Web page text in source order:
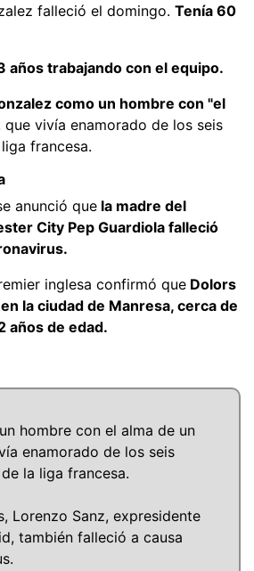
falleció el domingo. Tenía 60
años trabajando con el equipo.
como un hombre con "el
que vivía enamorado de los seis
francesa.
anunció que la madre del
City Pep Guardiola falleció
inglesa confirmó que Dolors
la ciudad de Manresa, cerca de
años de edad.
hombre con el alma de un
enamorado de los seis
la liga francesa.
Lorenzo Sanz, expresidente
también falleció a causa